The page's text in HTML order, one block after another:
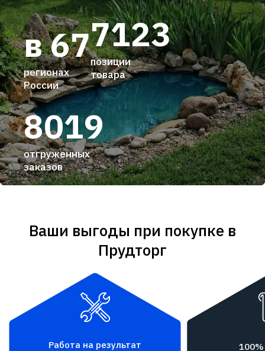
7123
позиции
товара
8019
отгруженных
заказов
в 67
регионах
России
Ваши выгоды при покупке в
Прудторг
Работа на результат